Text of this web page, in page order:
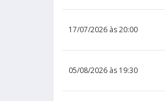
17/07/2026 às 20:00
05/08/2026 às 19:30